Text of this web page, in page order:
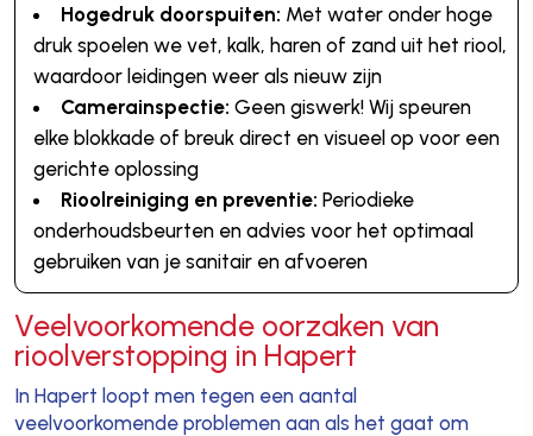
Hogedruk doorspuiten: Met water onder hoge
druk spoelen we vet, kalk, haren of zand uit het riool,
waardoor leidingen weer als nieuw zijn
Camerainspectie: Geen giswerk! Wij speuren
elke blokkade of breuk direct en visueel op voor een
gerichte oplossing
Rioolreiniging en preventie: Periodieke
onderhoudsbeurten en advies voor het optimaal
gebruiken van je sanitair en afvoeren
Veelvoorkomende oorzaken van
rioolverstopping in Hapert
In Hapert loopt men tegen een aantal
veelvoorkomende problemen aan als het gaat om